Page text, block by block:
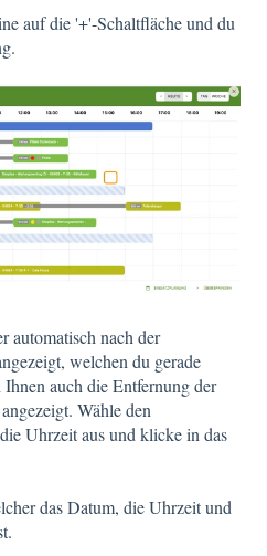
auf die '+'-Schaltfläche und du
automatisch nach der
welchen du gerade
auch die Entfernung der
Wähle den
Uhrzeit aus und klicke in das
das Datum, die Uhrzeit und